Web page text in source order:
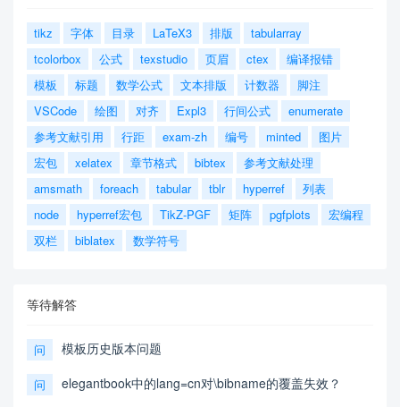
tikz 字体 目录 LaTeX3 排版
tabularray
tcolorbox
公式 texstudio 页眉 ctex
编译报错
模板
标题 数学公式 文本排版 计数器
脚注
VSCode
绘图 对齐 Expl3 行间公式
enumerate
参考文献引用
行距 exam-zh 编号 minted
图片
宏包
xelatex 章节格式 bibtex
参考文献处理
amsmath
foreach tabular tblr hyperref
列表
node
hyperref宏包 TikZ-PGF 矩阵 pgfplots
宏编程
双栏
biblatex 数学符号
等待解答
问 模板历史版本问题
问 elegantbook中的lang=cn对\bibname的覆盖失效？